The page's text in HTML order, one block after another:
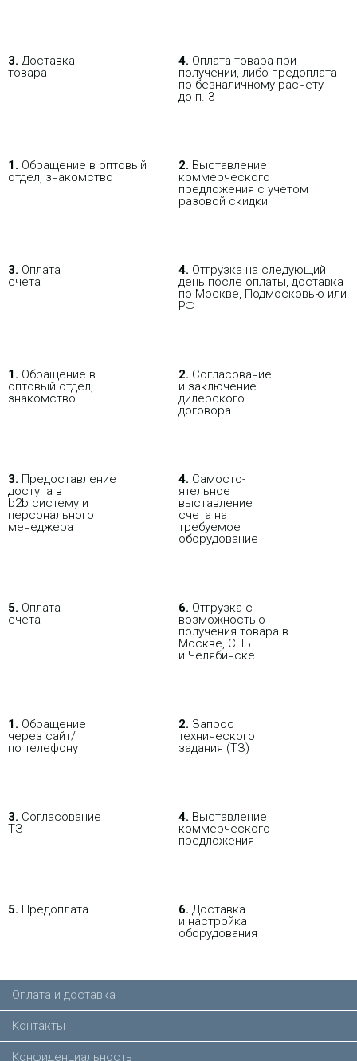
ОПТОВИКАМ ПАРТНЕРАМ
3. Доставка
товара
4. Оплата товара при
получении, либо предоплата
по безналичному расчету
до п. 3
1. Обращение в оптовый
отдел, знакомство
2. Выставление
коммерческого
предложения с учетом
разовой скидки
3. Оплата
счета
4. Отгрузка на следующий
день после оплаты, доставка
по Москве, Подмосковью или
РФ
1. Обращение в
оптовый отдел,
знакомство
2. Согласование
и заключение
дилерского
договора
3. Пре­до­ста­вле­ние
доступа в
b2b систему и
персо­нального
мене­джера
4. Само­сто­-
ятель­ное
выставление
счета на
требуемое
оборудование
5. Оплата
счета
6. Отгрузка с
возможностью
получения товара в
Москве, СПБ
и Челябинске
1. Обращение
через сайт/
по телефону
2. Запрос
технического
задания (ТЗ)
3. Согласование
ТЗ
4. Выставление
коммерческого
предложения
5. Предоплата 6. Доставка
и настройка
оборудования
Оплата и доставка
Контакты
Конфиденциальность